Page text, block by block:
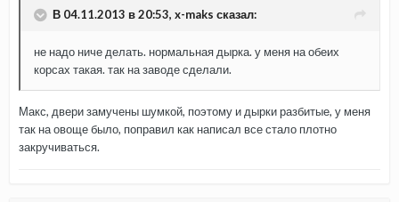
В 04.11.2013 в 20:53, x-maks сказал:
не надо ниче делать. нормальная дырка. у меня на обеих
корсах такая. так на заводе сделали.
Макс, двери замучены шумкой, поэтому и дырки разбитые, у меня
так на овоще было, поправил как написал все стало плотно
закручиваться.